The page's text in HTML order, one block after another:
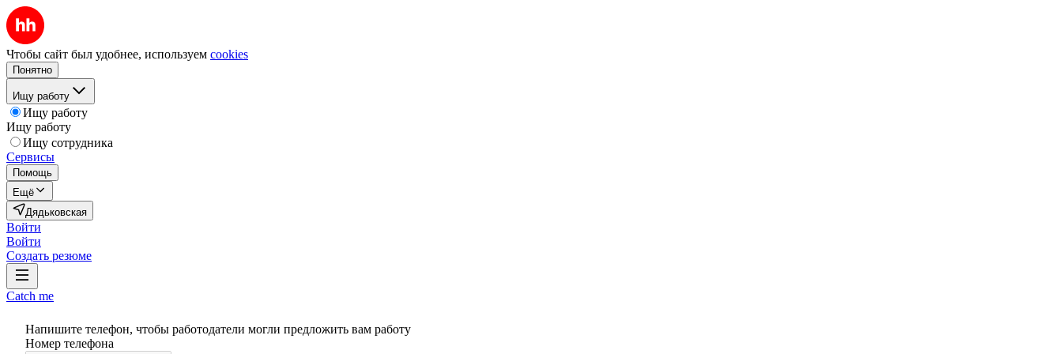
Чтобы сайт был удобнее, используем cookies
Понятно
Ищу работу
Ищу работу
Ищу работу
Ищу сотрудника
Сервисы
Помощь
Ещё
Дядьковская
Войти
Войти
Создать резюме
Catch me
Напишите телефон, чтобы работодатели могли предложить вам работу
Номер телефона